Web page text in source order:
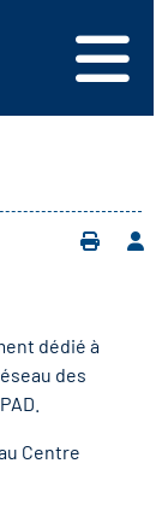
dédié à
des
Centre